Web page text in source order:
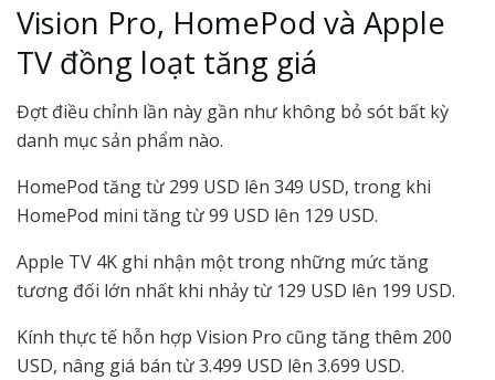
Vision Pro, HomePod và Apple
TV đồng loạt tăng giá
Đợt điều chỉnh lần này gần như không bỏ sót bất kỳ
danh mục sản phẩm nào.
HomePod tăng từ 299 USD lên 349 USD, trong khi
HomePod mini tăng từ 99 USD lên 129 USD.
Apple TV 4K ghi nhận một trong những mức tăng
tương đối lớn nhất khi nhảy từ 129 USD lên 199 USD.
Kính thực tế hỗn hợp Vision Pro cũng tăng thêm 200
USD, nâng giá bán từ 3.499 USD lên 3.699 USD.